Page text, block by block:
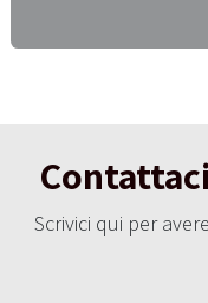
Scrivici qui per